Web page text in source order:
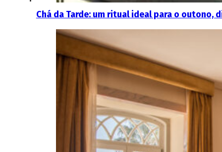
Chá da Tarde: um ritual ideal para o outono,